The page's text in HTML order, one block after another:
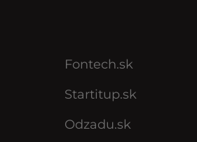
Fontech.sk
Startitup.sk
Odzadu.sk